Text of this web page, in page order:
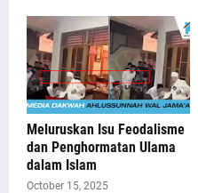
Meluruskan Isu Feodalisme
dan Penghormatan Ulama
dalam Islam
October 15, 2025